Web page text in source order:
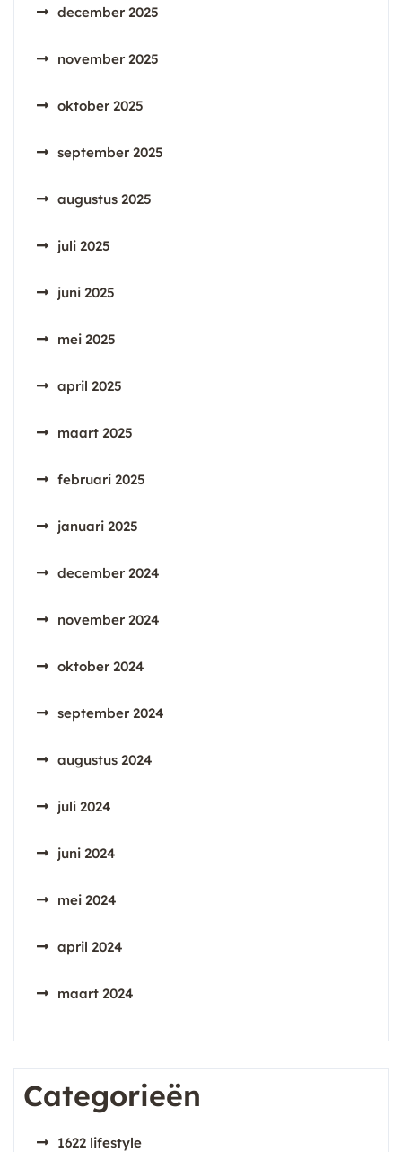
december 2025
november 2025
oktober 2025
september 2025
augustus 2025
juli 2025
juni 2025
mei 2025
april 2025
maart 2025
februari 2025
januari 2025
december 2024
november 2024
oktober 2024
september 2024
augustus 2024
juli 2024
juni 2024
mei 2024
april 2024
maart 2024
Categorieën
1622 lifestyle